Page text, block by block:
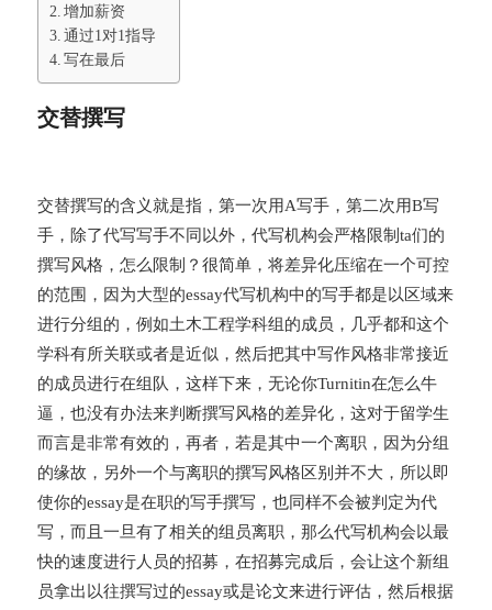
增加薪资
通过1对1指导
写在最后
交替撰写
交替撰写的含义就是指，第一次用A写手，第二次用B写
手，除了代写写手不同以外，代写机构会严格限制ta们的
撰写风格，怎么限制？很简单，将差异化压缩在一个可控
的范围，因为大型的essay代写机构中的写手都是以区域来
进行分组的，例如土木工程学科组的成员，几乎都和这个
学科有所关联或者是近似，然后把其中写作风格非常接近
的成员进行在组队，这样下来，无论你Turnitin在怎么牛
逼，也没有办法来判断撰写风格的差异化，这对于留学生
而言是非常有效的，再者，若是其中一个离职，因为分组
的缘故，另外一个与离职的撰写风格区别并不大，所以即
使你的essay是在职的写手撰写，也同样不会被判定为代
写，而且一旦有了相关的组员离职，那么代写机构会以最
快的速度进行人员的招募，在招募完成后，会让这个新组
员拿出以往撰写过的essay或是论文来进行评估，然后根据